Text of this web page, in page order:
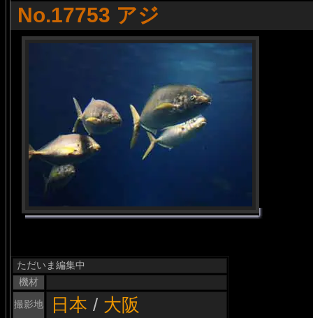
No.17753 アジ
ただいま編集中
機材
撮影地
日本 / 大阪